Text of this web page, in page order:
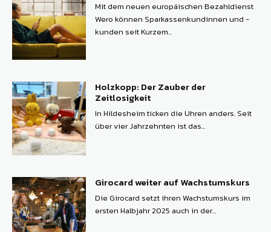
Mit dem neuen europäischen Bezahldienst
Wero können ­Sparkassenkundinnen und -
kunden seit Kurzem...
Holzkopp: Der Zauber der
Zeitlosigkeit
In Hildesheim ticken die Uhren anders. Seit
über vier Jahrzehnten ist das...
Girocard weiter auf Wachstumskurs
Die Girocard setzt ihren Wachstumskurs im
ersten Halbjahr 2025 auch in der...